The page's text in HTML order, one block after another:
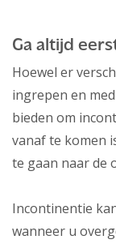
Ga altijd
Hoewel er
ingrepen en
bieden om
vanaf te komen
te gaan naar de
Incontinentie
wanneer u